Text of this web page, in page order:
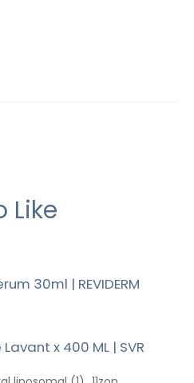
Like
30ml | REVIDERM
x 400 ML | SVR